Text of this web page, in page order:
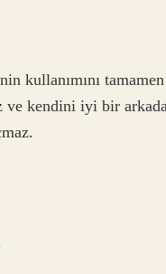
kullanımını
ve kendini iyi bir